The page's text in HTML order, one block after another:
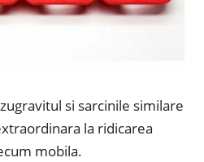
si sarcinile similare
la ridicarea
mobila.